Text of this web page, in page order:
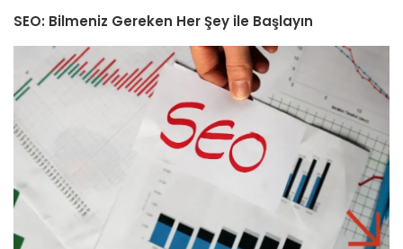
SEO: Bilmeniz Gereken Her Şey ile Başlayın